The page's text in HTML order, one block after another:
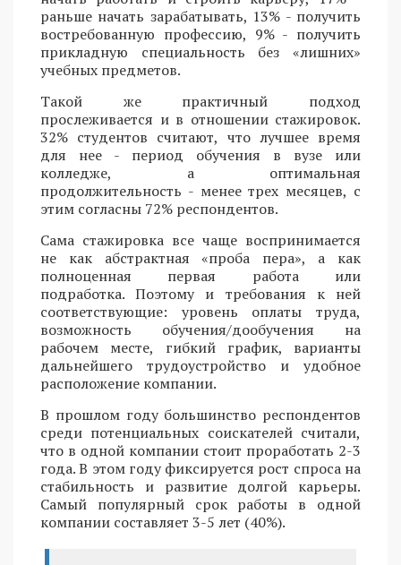
раньше начать зарабатывать, 13% - получить
востребованную профессию, 9% - получить
прикладную специальность без «лишних»
учебных предметов.
Такой же практичный подход
прослеживается и в отношении стажировок.
32% студентов считают, что лучшее время
для нее - период обучения в вузе или
колледже, а оптимальная
продолжительность - менее трех месяцев, с
этим согласны 72% респондентов.
Сама стажировка все чаще воспринимается
не как абстрактная «проба пера», а как
полноценная первая работа или
подработка. Поэтому и требования к ней
соответствующие: уровень оплаты труда,
возможность обучения/дообучения на
рабочем месте, гибкий график, варианты
дальнейшего трудоустройство и удобное
расположение компании.
В прошлом году большинство респондентов
среди потенциальных соискателей считали,
что в одной компании стоит проработать 2-3
года. В этом году фиксируется рост спроса на
стабильность и развитие долгой карьеры.
Самый популярный срок работы в одной
компании составляет 3-5 лет (40%).